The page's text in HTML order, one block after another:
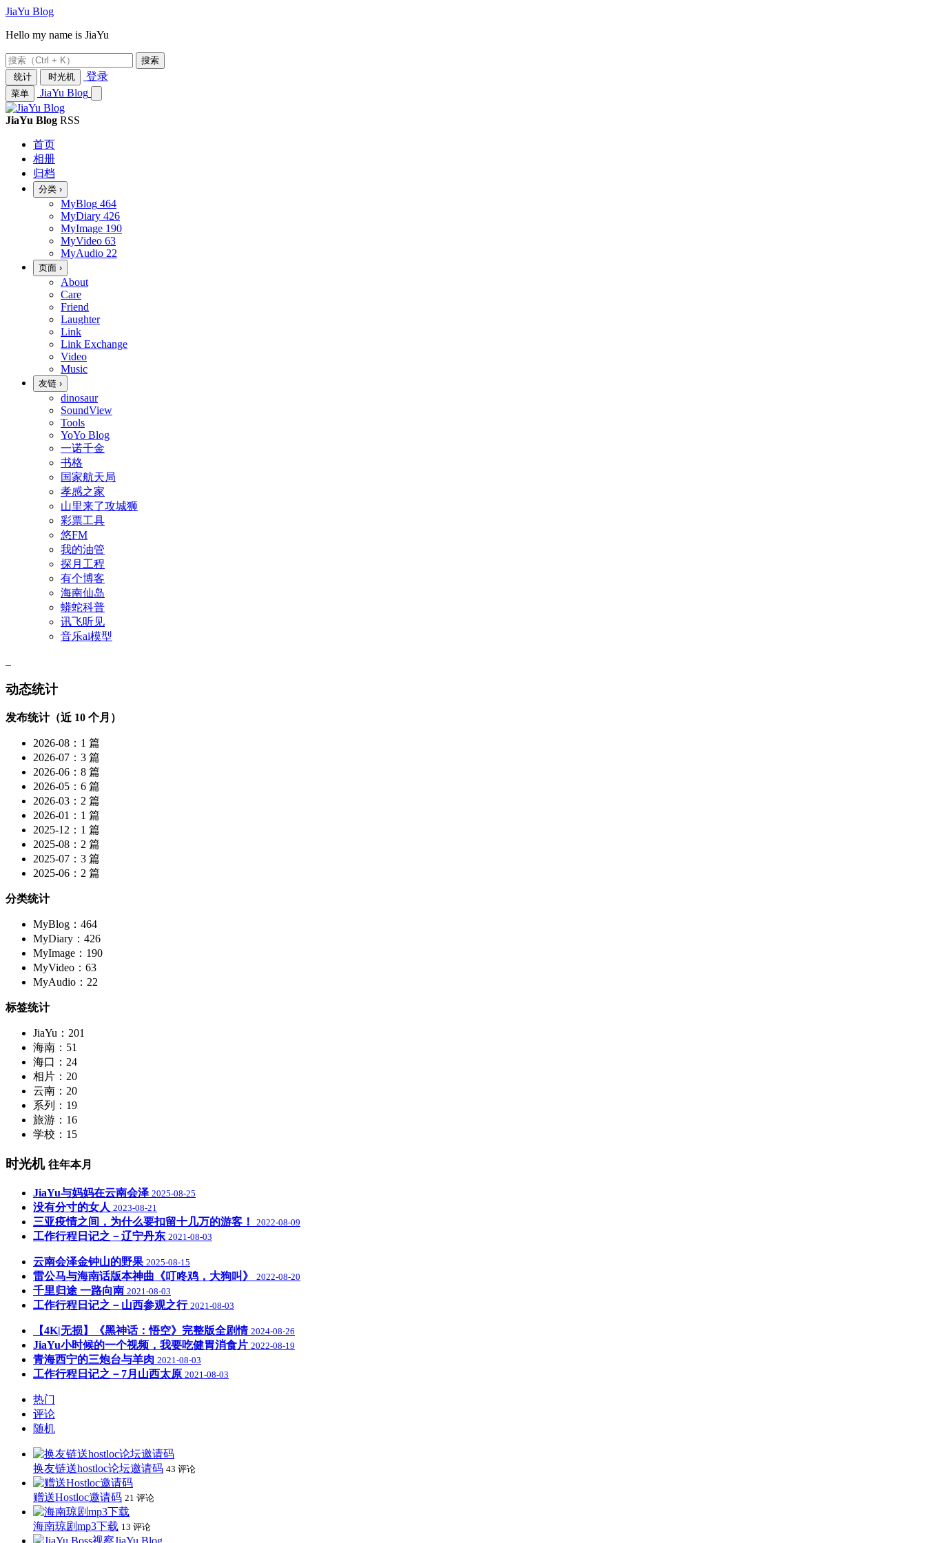
JiaYu Blog
Hello my name is JiaYu
搜索
统计
时光机 登录
菜单 JiaYu Blog
JiaYu Blog RSS
首页
相册
归档
分类 ›
MyBlog 464
MyDiary 426
MyImage 190
MyVideo 63
MyAudio 22
页面 ›
About
Care
Friend
Laughter
Link
Link Exchange
Video
Music
友链 ›
dinosaur
SoundView
Tools
YoYo Blog
一诺千金
书格
国家航天局
孝感之家
山里来了攻城狮
彩票工具
悠FM
我的油管
探月工程
有个博客
海南仙岛
蟒蛇科普
讯飞听见
音乐ai模型
动态统计
发布统计（近 10 个月）
2026-08：1 篇
2026-07：3 篇
2026-06：8 篇
2026-05：6 篇
2026-03：2 篇
2026-01：1 篇
2025-12：1 篇
2025-08：2 篇
2025-07：3 篇
2025-06：2 篇
分类统计
MyBlog：464
MyDiary：426
MyImage：190
MyVideo：63
MyAudio：22
标签统计
JiaYu：201
海南：51
海口：24
相片：20
云南：20
系列：19
旅游：16
学校：15
时光机 往年本月
JiaYu与妈妈在云南会泽 2025-08-25
没有分寸的女人 2023-08-21
三亚疫情之间，为什么要扣留十几万的游客！ 2022-08-09
工作行程日记之－辽宁丹东 2021-08-03
云南会泽金钟山的野果 2025-08-15
雷公马与海南话版本神曲《叮咚鸡，大狗叫》 2022-08-20
千里归途 一路向南 2021-08-03
工作行程日记之－山西参观之行 2021-08-03
【4K|无损】《黑神话：悟空》完整版全剧情 2024-08-26
JiaYu小时候的一个视频，我要吃健胃消食片 2022-08-19
青海西宁的三炮台与羊肉 2021-08-03
工作行程日记之－7月山西太原 2021-08-03
热门
评论
随机
换友链送hostloc论坛邀请码 43 评论
赠送Hostloc邀请码 21 评论
海南琼剧mp3下载 13 评论